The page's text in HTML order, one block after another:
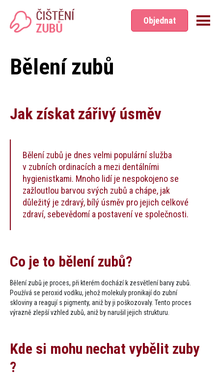
Objednat
Bělení zubů
Jak získat zářivý úsměv
Bělení zubů je dnes velmi populární služba
v zubních ordinacích a mezi dentálními
hygienistkami. Mnoho lidí je nespokojeno se
zažloutlou barvou svých zubů a chápe, jak
důležitý je zdravý, bílý úsměv pro jejich celkové
zdraví, sebevědomí a postavení ve společnosti.
Co je to bělení zubů​?
Bělení zubů je proces, při kterém dochází k zesvětlení barvy zubů.
Používá se peroxid vodíku, jehož molekuly pronikají do zubní
skloviny a reagují s pigmenty, aniž by ji poškozovaly. Tento proces
výrazně zlepší vzhled zubů, aniž by narušil jejich strukturu.
Kde si mohu nechat vybělit zuby​
?